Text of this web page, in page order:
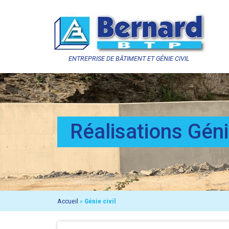
ENTREPRISE DE BÂTIMENT ET GÉNIE CIVIL
Réalisations
Accueil » Génie civil